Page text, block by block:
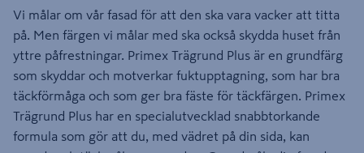
Vi målar om vår fasad för att den ska vara vacker att titta
på. Men färgen vi målar med ska också skydda huset från
yttre påfrestningar. Primex Trägrund Plus är en grundfärg
som skyddar och motverkar fuktupptagning, som har bra
täckförmåga och som ger bra fäste för täckfärgen. Primex
Trägrund Plus har en specialutvecklad snabbtorkande
formula som gör att du, med vädret på din sida, kan